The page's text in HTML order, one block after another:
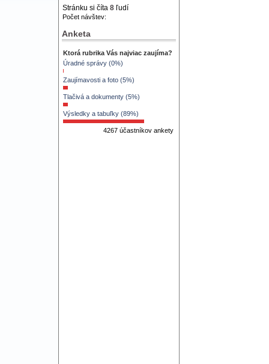
Stránku si číta 8ľudí
Počet návštev:
Anketa
Ktorá rubrika Vás najviac zaujíma?
Úradné správy (0%)
Zaujímavosti a foto (5%)
Tlačivá a dokumenty (5%)
Výsledky a tabuľky (89%)
4267 účastníkov ankety